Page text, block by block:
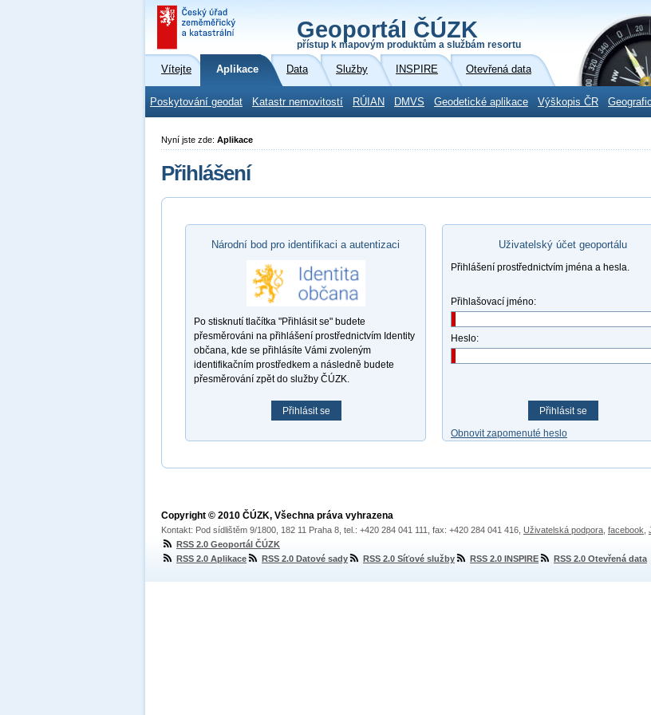
Geoportál ČÚZK
přístup k mapovým produktům a službám resortu
Vítejte Aplikace Data Služby INSPIRE Otevřená data
Poskytování geodat Katastr nemovitostí RÚIAN DMVS Geodetické aplikace Výškopis ČR
Nyní jste zde: Aplikace
Přihlášení
Národní bod pro identifikaci a autentizaci
Po stisknutí tlačítka "Přihlásit se" budete
přesměrováni na přihlášení prostřednictvím Identity
občana, kde se přihlásíte Vámi zvoleným
identifikačním prostředkem a následně budete
přesměrování zpět do služby ČÚZK.
Přihlásit se
Uživatelský účet geoportálu
Přihlášení prostřednictvím jména a hesla.
Přihlašovací jméno:
Heslo:
Přihlásit se
Obnovit zapomenuté heslo
Copyright © 2010 ČÚZK, Všechna práva vyhrazena
Kontakt: Pod sídlištěm 9/1800, 182 11 Praha 8, tel.: +420 284 041 111, fax: +420 284 041 416, Uživatelská podpora facebook
RSS 2.0 Geoportál ČÚZK
RSS 2.0 Aplikace
RSS 2.0 Datové sady RSS 2.0 Síťové služby RSS 2.0 INSPIRE RSS 2.0 Otevřená data